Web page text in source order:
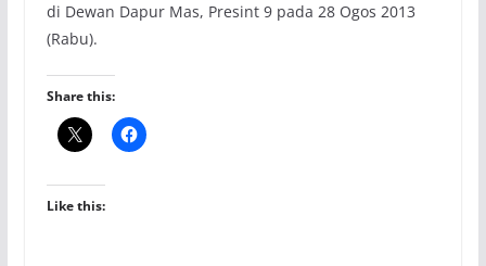
di Dewan Dapur Mas, Presint 9 pada 28 Ogos 2013
(Rabu).
Share this:
Like this: